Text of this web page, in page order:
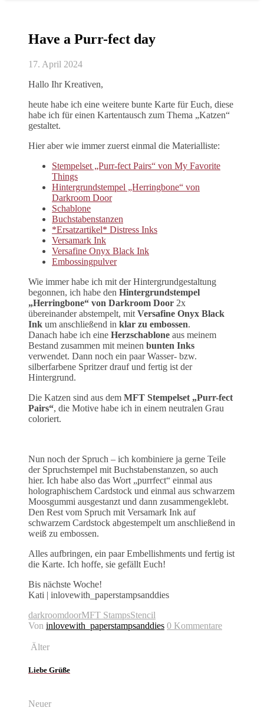
Have a Purr-fect day
17. April 2024
Hallo Ihr Kreativen,
heute habe ich eine weitere bunte Karte für Euch, diese
habe ich für einen Kartentausch zum Thema „Katzen“
gestaltet.
Hier aber wie immer zuerst einmal die Materialliste:
Stempelset „Purr-fect Pairs“ von My Favorite
Things
Hintergrundstempel „Herringbone“ von
Darkroom Door
Schablone
Buchstabenstanzen
*Ersatzartikel* Distress Inks
Versamark Ink
Versafine Onyx Black Ink
Embossingpulver
Wie immer habe ich mit der Hintergrundgestaltung
begonnen, ich habe den Hintergrundstempel
„Herringbone“ von Darkroom Door 2x
übereinander abstempelt, mit Versafine Onyx Black
Ink um anschließend in klar zu embossen.
Danach habe ich eine Herzschablone aus meinem
Bestand zusammen mit meinen bunten Inks
verwendet. Dann noch ein paar Wasser- bzw.
silberfarbene Spritzer drauf und fertig ist der
Hintergrund.
Die Katzen sind aus dem MFT Stempelset „Purr-fect
Pairs“, die Motive habe ich in einem neutralen Grau
coloriert.
Nun noch der Spruch – ich kombiniere ja gerne Teile
der Spruchstempel mit Buchstabenstanzen, so auch
hier. Ich habe also das Wort „purrfect“ einmal aus
holographischem Cardstock und einmal aus schwarzem
Moosgummi ausgestanzt und dann zusammengeklebt.
Den Rest vom Spruch mit Versamark Ink auf
schwarzem Cardstock abgestempelt um anschließend in
weiß zu embossen.
Alles aufbringen, ein paar Embellishments und fertig ist
die Karte. Ich hoffe, sie gefällt Euch!
Bis nächste Woche!
Kati | inlovewith_paperstampsanddies
darkroomdoorMFT StampsStencil
Von inlovewith_paperstampsanddies 0 Kommentare
Älter
Liebe Grüße
Neuer